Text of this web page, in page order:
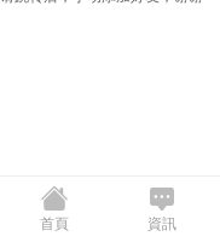
首頁 資訊